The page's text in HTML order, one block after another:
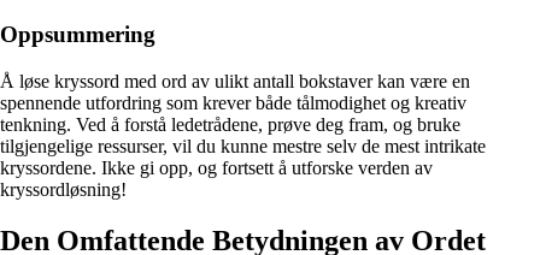
Oppsummering
Å løse kryssord med ord av ulikt antall bokstaver kan være en
spennende utfordring som krever både tålmodighet og kreativ
tenkning. Ved å forstå ledetrådene, prøve deg fram, og bruke
tilgjengelige ressurser, vil du kunne mestre selv de mest intrikate
kryssordene. Ikke gi opp, og fortsett å utforske verden av
kryssordløsning!
Den Omfattende Betydningen av Ordet